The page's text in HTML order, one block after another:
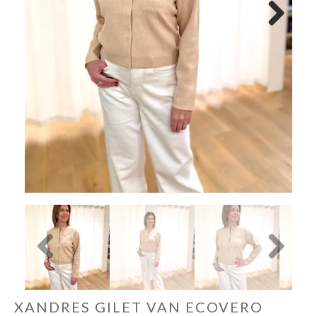
Wie is Anna 1909
Soirée Ladies Night
Afspraak Shoppen
Previous Next
XANDRES GILET VAN ECOVERO